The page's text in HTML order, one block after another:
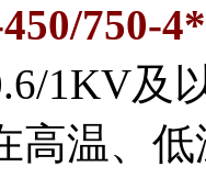
750-
及以下
高温、